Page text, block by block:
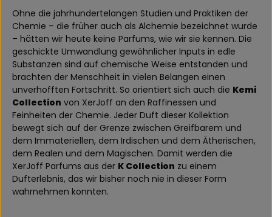
Ohne die jahrhundertelangen Studien und Praktiken der
Chemie – die früher auch als Alchemie bezeichnet wurde
– hätten wir heute keine Parfums, wie wir sie kennen. Die
geschickte Umwandlung gewöhnlicher Inputs in edle
Substanzen sind auf chemische Weise entstanden und
brachten der Menschheit in vielen Belangen einen
unverhofften Fortschritt. So orientiert sich auch die Kemi
Collection von XerJoff an den Raffinessen und
Feinheiten der Chemie. Jeder Duft dieser Kollektion
bewegt sich auf der Grenze zwischen Greifbarem und
dem Immateriellen, dem Irdischen und dem Ätherischen,
dem Realen und dem Magischen. Damit werden die
XerJoff Parfums aus der K Collection zu einem
Dufterlebnis, das wir bisher noch nie in dieser Form
wahrnehmen konnten.